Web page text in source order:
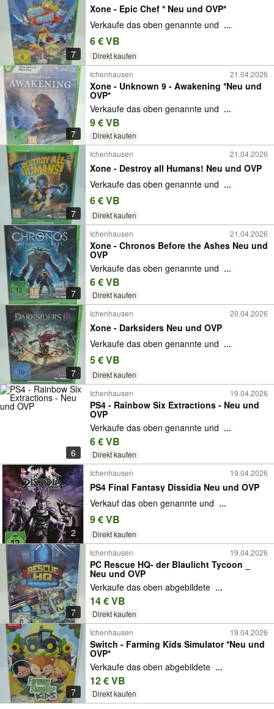
7
Xone - Epic Chef * Neu und OVP*
Verkaufe das oben genannte und ...
6 € VB
Direkt kaufen
7
Ichenhausen 21.04.2026
Xone - Unknown 9 - Awakening *Neu und
OVP*
Verkaufe das oben genannte und ...
9 € VB
Direkt kaufen
7
Ichenhausen 21.04.2026
Xone - Destroy all Humans! Neu und OVP
Verkaufe das oben genannte und ...
6 € VB
Direkt kaufen
7
Ichenhausen 21.04.2026
Xone - Chronos Before the Ashes Neu und
OVP
Verkaufe das oben genannte und ...
6 € VB
Direkt kaufen
7
Ichenhausen 20.04.2026
Xone - Darksiders Neu und OVP
Verkaufe das oben genannte und ...
5 € VB
Direkt kaufen
6
Ichenhausen 19.04.2026
PS4 - Rainbow Six Extractions - Neu und
OVP
Verkaufe das oben genannte und ...
6 € VB
Direkt kaufen
2
Ichenhausen 19.04.2026
PS4 Final Fantasy Dissidia Neu und OVP
Verkauf das oben genannte und ...
9 € VB
Direkt kaufen
7
Ichenhausen 19.04.2026
PC Rescue HQ- der Blaulicht Tycoon _
Neu und OVP
Verkaufe das oben abgebildete ...
14 € VB
Direkt kaufen
7
Ichenhausen 19.04.2026
Switch - Farming Kids Simulator *Neu und
OVP*
Verkaufe das oben abgebildete ...
12 € VB
Direkt kaufen